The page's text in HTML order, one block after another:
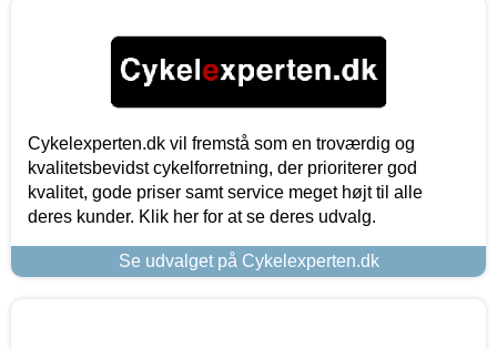
Cykelexperten.dk vil fremstå som en troværdig og
kvalitetsbevidst cykelforretning, der prioriterer god
kvalitet, gode priser samt service meget højt til alle
deres kunder. Klik her for at se deres udvalg.
Se udvalget på Cykelexperten.dk